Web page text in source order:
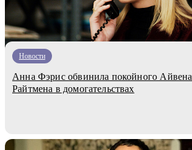
Новости
Анна Фэрис обвинила покойного Айвена
Райтмена в домогательствах